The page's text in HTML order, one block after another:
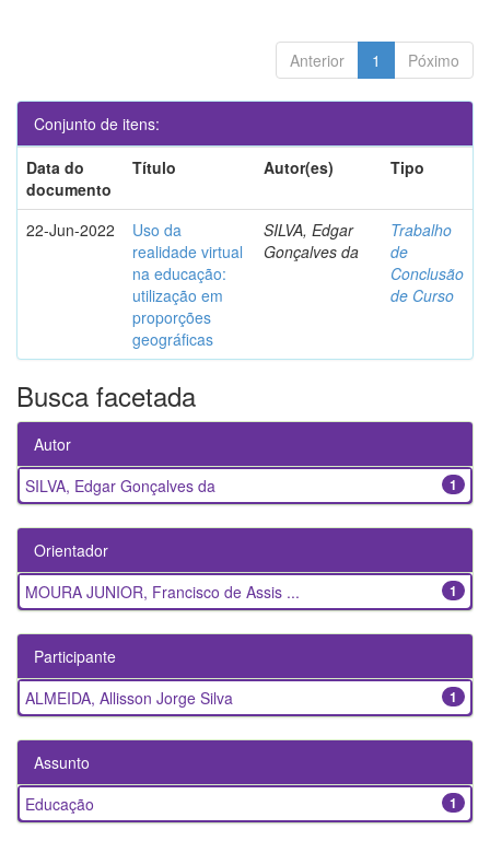
Anterior 1 Póximo
Conjunto de itens:
Data do
documento
Título Autor(es) Tipo
22-Jun-2022
Uso da
realidade virtual
na educação:
utilização em
proporções
geográficas
SILVA, Edgar
Gonçalves da
Trabalho
de
Conclusão
de Curso
Busca facetada
Autor
1
SILVA, Edgar Gonçalves da
Orientador
1
MOURA JUNIOR, Francisco de Assis ...
Participante
1
ALMEIDA, Allisson Jorge Silva
Assunto
1
Educação